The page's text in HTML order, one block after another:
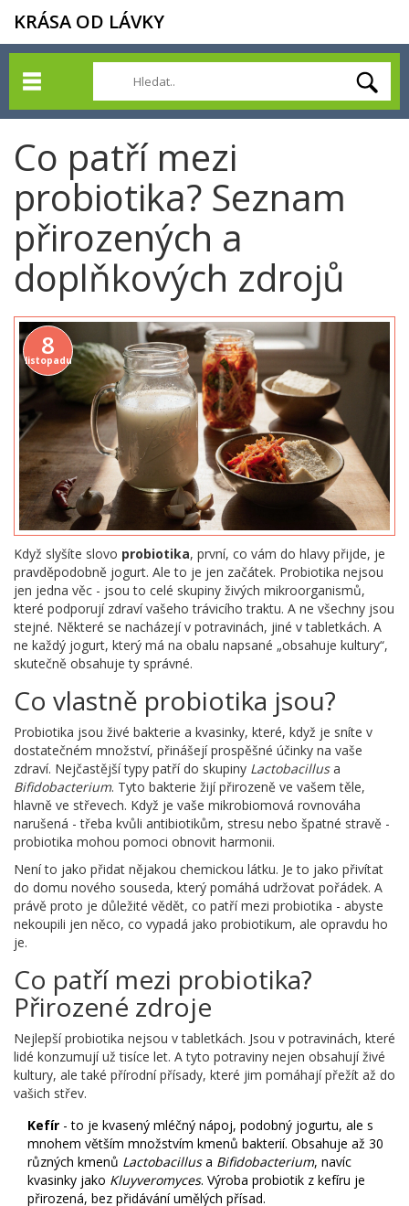
KRÁSA OD LÁVKY
Co patří mezi
probiotika? Seznam
přirozených a
doplňkových zdrojů
8
listopadu
Když slyšíte slovo probiotika, první, co vám do hlavy přijde, je
pravděpodobně jogurt. Ale to je jen začátek. Probiotika nejsou
jen jedna věc - jsou to celé skupiny živých mikroorganismů,
které podporují zdraví vašeho trávicího traktu. A ne všechny jsou
stejné. Některé se nacházejí v potravinách, jiné v tabletkách. A
ne každý jogurt, který má na obalu napsané „obsahuje kultury“,
skutečně obsahuje ty správné.
Co vlastně probiotika jsou?
Probiotika jsou živé bakterie a kvasinky, které, když je sníte v
dostatečném množství, přinášejí prospěšné účinky na vaše
zdraví. Nejčastější typy patří do skupiny Lactobacillusa
Bifidobacterium. Tyto bakterie žijí přirozeně ve vašem těle,
hlavně ve střevech. Když je vaše mikrobiomová rovnováha
narušená - třeba kvůli antibiotikům, stresu nebo špatné stravě -
probiotika mohou pomoci obnovit harmonii.
Není to jako přidat nějakou chemickou látku. Je to jako přivítat
do domu nového souseda, který pomáhá udržovat pořádek. A
právě proto je důležité vědět, co patří mezi probiotika - abyste
nekoupili jen něco, co vypadá jako probiotikum, ale opravdu ho
je.
Co patří mezi probiotika?
Přirozené zdroje
Nejlepší probiotika nejsou v tabletkách. Jsou v potravinách, které
lidé konzumují už tisíce let. A tyto potraviny nejen obsahují živé
kultury, ale také přírodní přísady, které jim pomáhají přežít až do
vašich střev.
Kefír - to je kvasený mléčný nápoj, podobný jogurtu, ale s
mnohem větším množstvím kmenů bakterií. Obsahuje až 30
různých kmenů Lactobacillusa Bifidobacterium, navíc
kvasinky jako Kluyveromyces. Výroba probiotik z kefíru je
přirozená, bez přidávání umělých přísad.